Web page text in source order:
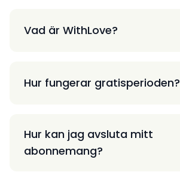
Vad är WithLove?
Hur fungerar gratisperioden?
Hur kan jag avsluta mitt
abonnemang?